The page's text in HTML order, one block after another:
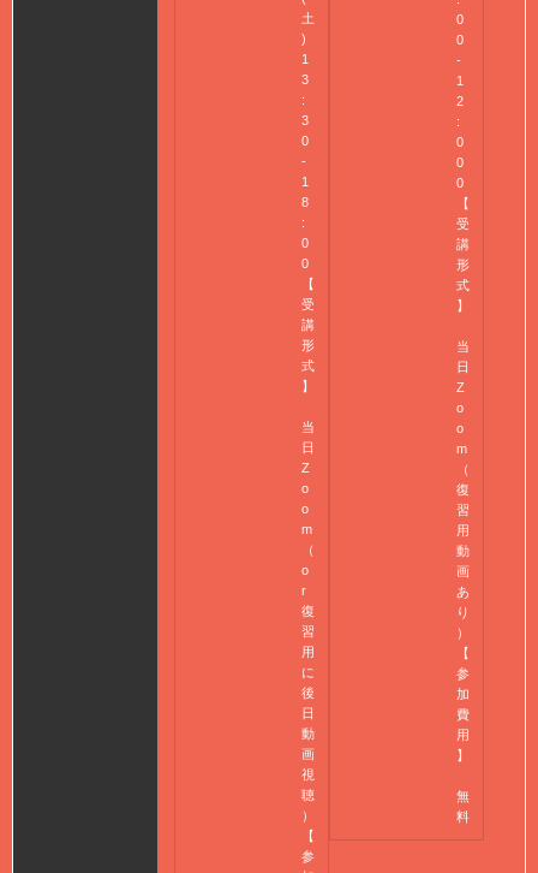
土
)
1
3
:
3
0
-
1
8
:
0
0
【
受
講
形
式
】
当
日
Z
o
o
m
（
o
r
復
習
用
に
後
日
動
画
視
聴
）
【
参
0
0
-
1
2
:
0
0
0
【
受
講
形
式
】
当
日
Z
o
o
m
（
復
習
用
動
画
あ
り
）
【
参
加
費
用
】
無
料